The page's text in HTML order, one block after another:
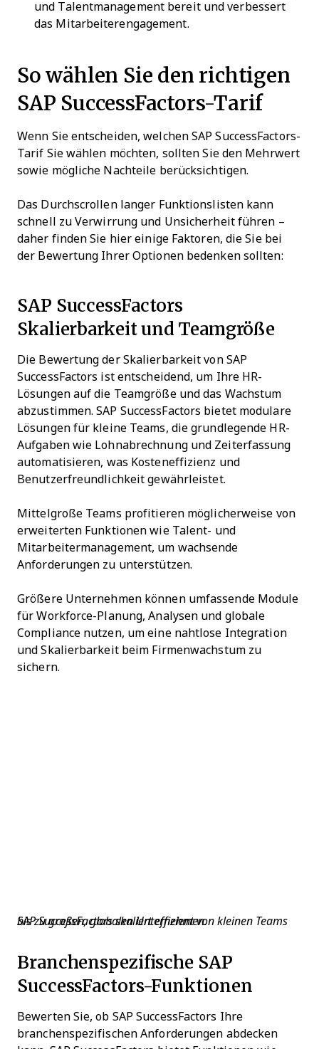
und Talentmanagement bereit und verbessert
das Mitarbeiterengagement.
So wählen Sie den richtigen
SAP SuccessFactors-Tarif
Wenn Sie entscheiden, welchen SAP SuccessFactors-
Tarif Sie wählen möchten, sollten Sie den Mehrwert
sowie mögliche Nachteile berücksichtigen.
Das Durchscrollen langer Funktionslisten kann
schnell zu Verwirrung und Unsicherheit führen –
daher finden Sie hier einige Faktoren, die Sie bei
der Bewertung Ihrer Optionen bedenken sollten:
SAP SuccessFactors
Skalierbarkeit und Teamgröße
Die Bewertung der Skalierbarkeit von SAP
SuccessFactors ist entscheidend, um Ihre HR-
Lösungen auf die Teamgröße und das Wachstum
abzustimmen. SAP SuccessFactors bietet modulare
Lösungen für kleine Teams, die grundlegende HR-
Aufgaben wie Lohnabrechnung und Zeiterfassung
automatisieren, was Kosteneffizienz und
Benutzerfreundlichkeit gewährleistet.
Mittelgroße Teams profitieren möglicherweise von
erweiterten Funktionen wie Talent- und
Mitarbeitermanagement, um wachsende
Anforderungen zu unterstützen.
Größere Unternehmen können umfassende Module
für Workforce-Planung, Analysen und globale
Compliance nutzen, um eine nahtlose Integration
und Skalierbarkeit beim Firmenwachstum zu
sichern.
SAP SuccessFactors skaliert effizient von kleinen Teams bis zu großen, globalen Unternehmen.
Branchenspezifische SAP
SuccessFactors-Funktionen
Bewerten Sie, ob SAP SuccessFactors Ihre
branchenspezifischen Anforderungen abdecken